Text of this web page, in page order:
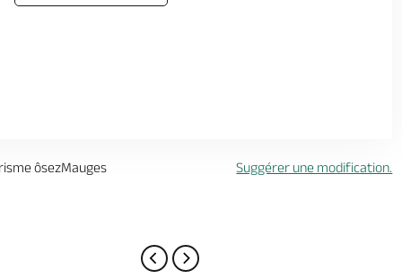
ôsezMauges Suggérer une modification.